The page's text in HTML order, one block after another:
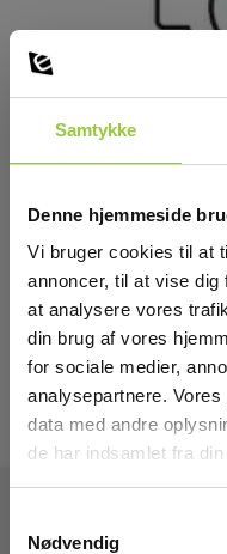
Samtykke
Denne hjemmeside
Vi bruger cookies til at
annoncer, til at vise
at analysere vores
din brug af vores
for sociale medier,
analysepartnere.
data med andre
de har indsamlet fra
Nødvendig